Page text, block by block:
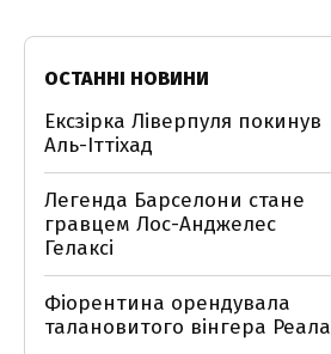
ОСТАННІ НОВИНИ
Ексзірка Ліверпуля покинув
Аль-Іттіхад
Легенда Барселони стане
гравцем Лос-Анджелес
Гелаксі
Фіорентина орендувала
талановитого вінгера Реала